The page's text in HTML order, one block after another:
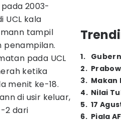
2003-
UCL kala
tampil
pada UCL
ketika
menit ke-18.
di usir keluar,
2 dari
1.
2.
3. Makan
4. Nilai
5. 17
6. Piala